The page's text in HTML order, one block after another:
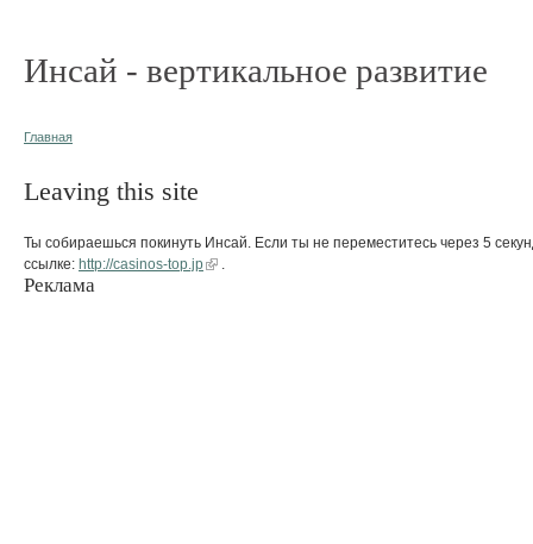
Инсай - вертикальное развитие
Главная
Leaving this site
Ты собираешься покинуть Инсай. Если ты не переместитесь через 5
ссылке: http://casinos-top.jp
Реклама